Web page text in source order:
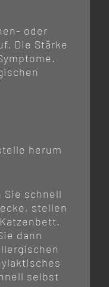
oder
Die Stärke
herum
Sie schnell
stellen
dann
selbst